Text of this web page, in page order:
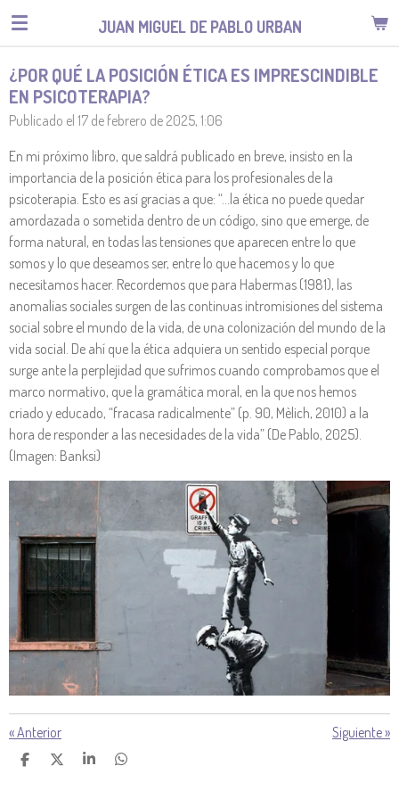
Ir
principal
JUAN MIGUEL DE PABLO URBAN
¿POR QUÉ LA POSICIÓN ÉTICA ES IMPRESCINDIBLE
EN PSICOTERAPIA?
Publicado el 17 de febrero de 2025, 1:06
En mi próximo libro, que saldrá publicado en breve, insisto en la
importancia de la posición ética para los profesionales de la
psicoterapia. Esto es así gracias a que: “…la ética no puede quedar
amordazada o sometida dentro de un código, sino que emerge, de
forma natural, en todas las tensiones que aparecen entre lo que
somos y lo que deseamos ser, entre lo que hacemos y lo que
necesitamos hacer. Recordemos que para Habermas (1981), las
anomalías sociales surgen de las continuas intromisiones del sistema
social sobre el mundo de la vida, de una colonización del mundo de la
vida social. De ahí que la ética adquiera un sentido especial porque
surge ante la perplejidad que sufrimos cuando comprobamos que el
marco normativo, que la gramática moral, en la que nos hemos
criado y educado, “fracasa radicalmente” (p. 90, Mèlich, 2010) a la
hora de responder a las necesidades de la vida” (De Pablo, 2025).
(Imagen: Banksi)
«Anterior Siguiente»
C
C
C
C